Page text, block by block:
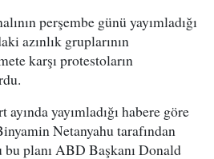
perşembe günü yayımladığı
azınlık gruplarının
karşı protestoların
yayımladığı habere göre
Netanyahu tarafından
bu planı ABD Başkanı Donald